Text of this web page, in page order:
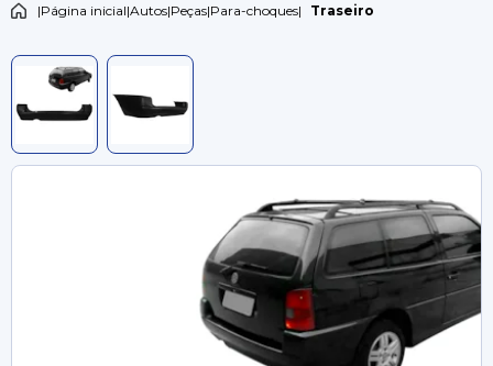
|Página inicial|Autos|Peças|Para-choques| Traseiro